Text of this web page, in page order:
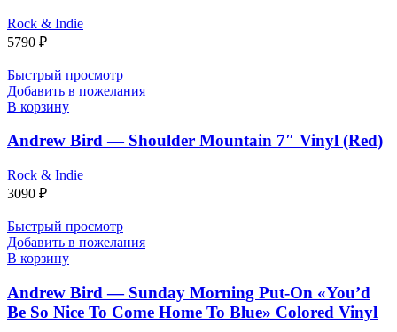
Rock & Indie
5790 ₽
Быстрый просмотр
Добавить в пожелания
В корзину
Andrew Bird — Shoulder Mountain 7″ Vinyl (Red)
Rock & Indie
3090 ₽
Быстрый просмотр
Добавить в пожелания
В корзину
Andrew Bird — Sunday Morning Put-On «You’d
Be So Nice To Come Home To Blue» Colored Vinyl